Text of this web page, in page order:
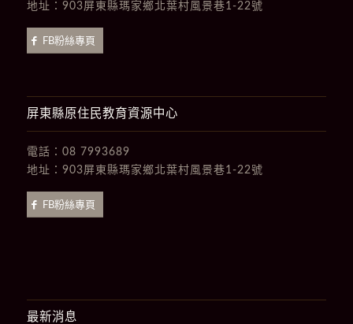
地址： 903屏東縣瑪家鄉北葉村風景巷1-22號
FB粉絲專頁
屏東縣原住民教育資源中心
電話： 08 7993689
地址： 903屏東縣瑪家鄉北葉村風景巷1-22號
FB粉絲專頁
最新消息